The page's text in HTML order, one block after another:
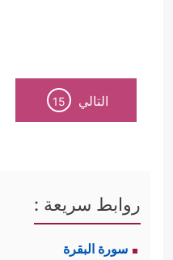
التالي 15
روابط سريعة :
سورة البقرة